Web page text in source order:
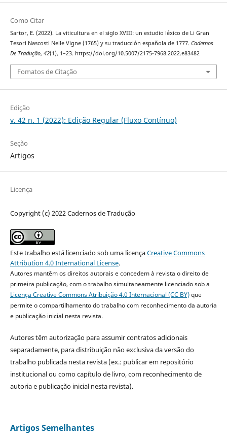
Como Citar
Sartor, E. (2022). La viticultura en el siglo XVIII: un estudio léxico de Li Gran
Tesori Nascosti Nelle Vigne (1765) y su traducción española de 1777. Cadernos
De Tradução, 42(1), 1–23. https://doi.org/10.5007/2175-7968.2022.e83482
Fomatos de Citação
Edição
v. 42 n. 1 (2022): Edição Regular (Fluxo Contínuo)
Seção
Artigos
Licença
Copyright (c) 2022 Cadernos de Tradução
Este trabalho está licenciado sob uma licençaCreative Commons
Attribution 4.0 International License.
Autores mantêm os direitos autorais e concedem à revista o direito de
primeira publicação, com o trabalho simultaneamente licenciado sob a
Licença Creative Commons Atribuição 4.0 Internacional (CC BY)que
permite o compartilhamento do trabalho com reconhecimento da autoria
e publicação inicial nesta revista.
Autores têm autorização para assumir contratos adicionais
separadamente, para distribuição não exclusiva da versão do
trabalho publicada nesta revista (ex.: publicar em repositório
institucional ou como capítulo de livro, com reconhecimento de
autoria e publicação inicial nesta revista).
Artigos Semelhantes